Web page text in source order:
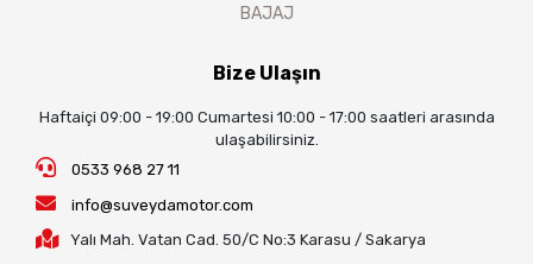
BAJAJ
Bize Ulaşın
Haftaiçi 09:00 - 19:00 Cumartesi 10:00 - 17:00 saatleri arasında
ulaşabilirsiniz.
0533 968 27 11
info@suveydamotor.com
Yalı Mah. Vatan Cad. 50/C No:3 Karasu / Sakarya